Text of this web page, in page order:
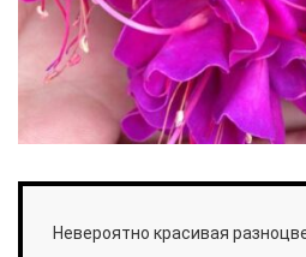
Невероятно красивая